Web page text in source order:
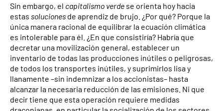
Sin embargo, el capitalismo verde se orienta hoy hacia
estas soluciones de aprendiz de brujo. ¿Por qué? Porque la
única manera racional de equilibrar la ecuación climática
es intolerable para él. ¿En que consistiría? Habría que
decretar una movilización general, establecer un
inventario de todas las producciones inútiles o peligrosas,
de todos los transportes inútiles, y suprimirlos lisa y
llanamente –sin indemnizar a los accionistas– hasta
alcanzar la necesaria reducción de las emisiones. Ni que
decir tiene que esta operación requiere medidas